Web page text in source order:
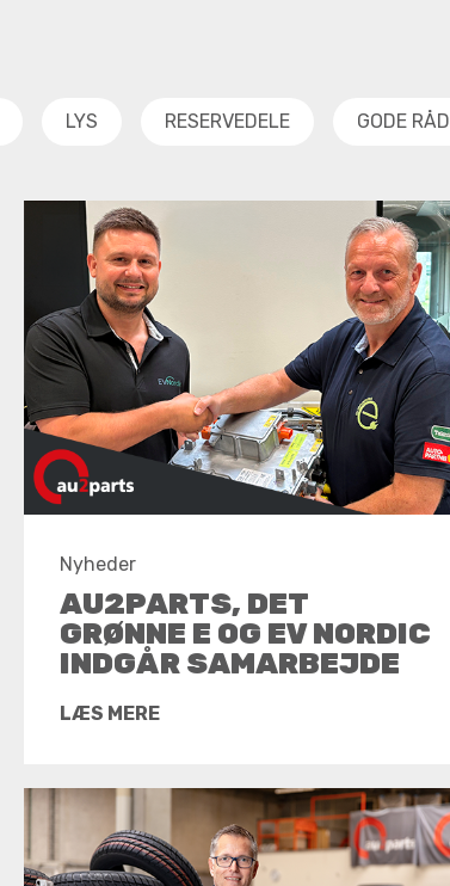
LYS RESERVEDELE GODE RÅD
Nyheder
AU2PARTS, DET
GRØNNE E OG EV NORDIC
INDGÅR SAMARBEJDE
LÆS MERE